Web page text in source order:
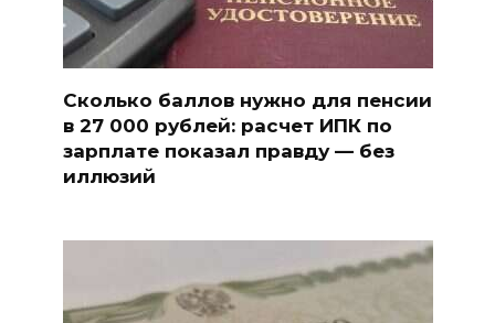
Сколько баллов нужно для пенсии
в 27 000 рублей: расчет ИПК по
зарплате показал правду — без
иллюзий